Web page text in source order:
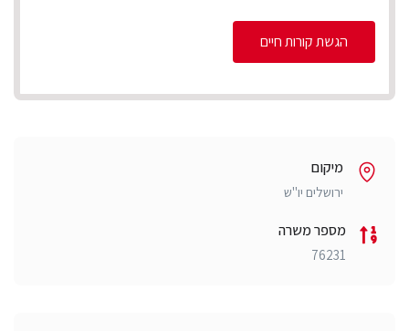
הגשת קורות חיים
מיקום
ירושלים יו"ש
מספר משרה
76231